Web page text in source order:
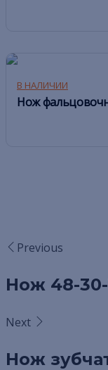
В НАЛИЧИИ
Нож
Previous
Нож 48-
Next
Нож